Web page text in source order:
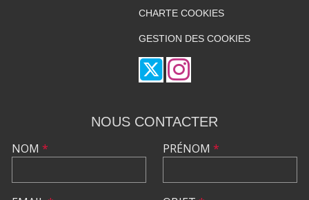
CHARTE COOKIES
GESTION DES COOKIES
NOUS CONTACTER
NOM * PRÉNOM *